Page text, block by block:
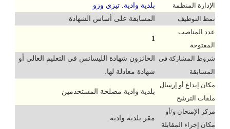
الإدارة المنظمة
بلدية وادية. تيزي وزو
نمط التوظيف
المسابقة على أساس الشهادة
عدد المناصب
المفتوحة
1
شروط المشاركة في
المسابقة
الحائزون شهادة الليسانس في التعليم العالي أو
شهادة معادلة لها.
مكان إيداع أو إرسال
ملفات الترشح
بلدية وادية مضلحة المستخدمين
مركز الإمتحان و/أو
مكان إجراء المقابلة
مقر بلدية وادية